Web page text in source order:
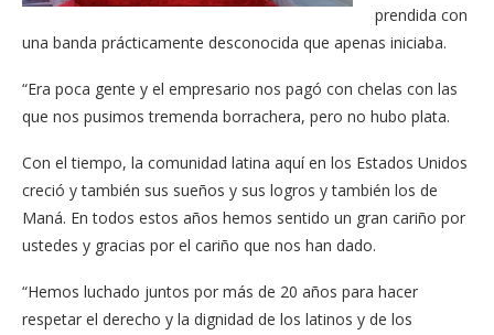
prendida con
una banda prácticamente desconocida que apenas iniciaba.
“Era poca gente y el empresario nos pagó con chelas con las
que nos pusimos tremenda borrachera, pero no hubo plata.
Con el tiempo, la comunidad latina aquí en los Estados Unidos
creció y también sus sueños y sus logros y también los de
Maná. En todos estos años hemos sentido un gran cariño por
ustedes y gracias por el cariño que nos han dado.
“Hemos luchado juntos por más de 20 años para hacer
respetar el derecho y la dignidad de los latinos y de los